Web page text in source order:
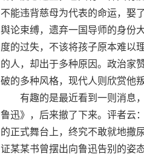
不能违背慈母为代表的命运，娶
舆论束缚，遗弃一国导师的身份
度的过失，不该将孩子原本难以
的人，却出于多种原因。政治家
破的多种风格，现代人则欣赏他
有趣的是最近看到一则消息，
鲁迅》，后来撤了下来。评者云
的正式舞台上，终究不敢就地撒
证某某书曾摆出向鲁迅告别的姿态